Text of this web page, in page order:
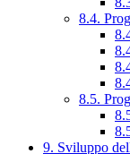
8.4.
8.5.
9. Sviluppo